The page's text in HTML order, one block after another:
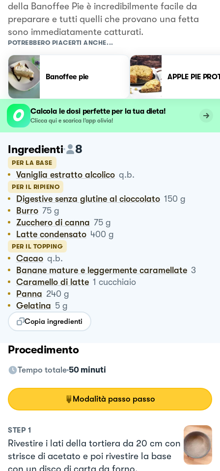
della Banoffee Pie è incredibilmente facile da
preparare e tutti quelli che provano una fetta
sono immediatamente catturati.
POTREBBERO PIACERTI ANCHE...
Banoffee pie APPLE PIE
Calcola le dosi perfette per la tua dieta!
Clicca qui e scarica l’app olivia!
Ingredienti 8
PER LA BASE
Vaniglia estratto alcolico q.b.
PER IL RIPIENO
Digestive senza glutine al cioccolato 150 g
Burro 75 g
Zucchero di canna 75 g
Latte condensato 400 g
PER IL TOPPING
Cacao q.b.
Banane mature e leggermente caramellate 3
Caramello di latte 1 cucchiaio
Panna 240 g
Gelatina 5 g
Copia ingredienti
Procedimento
Tempo totale 50 minuti
Modalità passo passo
STEP 1
Rivestire i lati della tortiera da 20 cm con
strisce di acetato e poi rivestire la base